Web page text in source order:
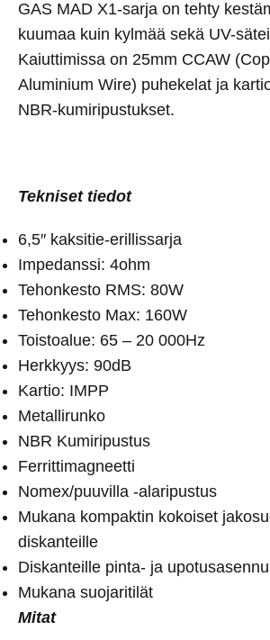
GAS MAD X1-sarja on tehty
kuumaa kuin kylmää sekä UV-
Kaiuttimissa on 25mm CCAW
Aluminium Wire) puhekelat ja
NBR-kumiripustukset.
Tekniset tiedot
6,5″ kaksitie-erillissarja
Impedanssi: 4ohm
Tehonkesto RMS: 80W
Tehonkesto Max: 160W
Toistoalue: 65 – 20 000Hz
Herkkyys: 90dB
Kartio: IMPP
Metallirunko
NBR Kumiripustus
Ferrittimagneetti
Nomex/puuvilla -alaripustus
Mukana kompaktin kokoiset
diskanteille
Diskanteille pinta- ja
Mukana suojaritilät
Mitat